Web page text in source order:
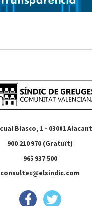
Blasco, 1 - 03001 Alacant
900 210 970 (Gratuït)
965 937 500
consultes@elsindic.com